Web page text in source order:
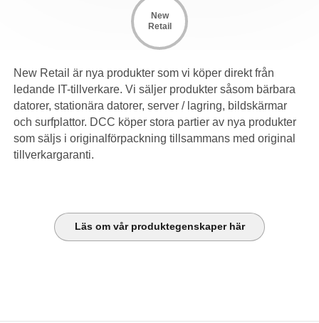
New
Retail
New Retail är nya produkter som vi köper direkt från
ledande IT-tillverkare. Vi säljer produkter såsom bärbara
datorer, stationära datorer, server / lagring, bildskärmar
och surfplattor. DCC köper stora partier av nya produkter
som säljs i originalförpackning tillsammans med original
tillverkargaranti.
Läs om vår produktegenskaper här